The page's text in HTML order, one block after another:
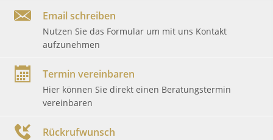
Email schreiben
Nutzen Sie das Formular um mit uns Kontakt
aufzunehmen
Termin vereinbaren
Hier können Sie direkt einen Beratungstermin
vereinbaren
Rückrufwunsch